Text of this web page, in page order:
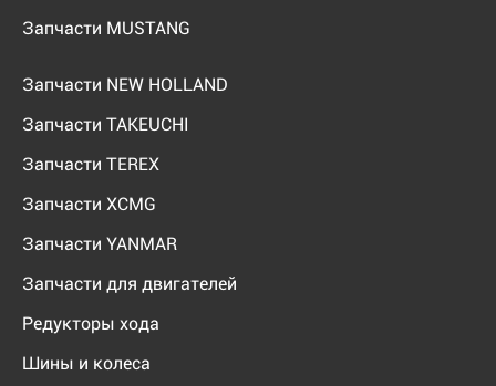
Запчасти MUSTANG
Запчасти NEW HOLLAND
Запчасти TAKEUCHI
Запчасти TEREX
Запчасти XCMG
Запчасти YANMAR
Запчасти для двигателей
Редукторы хода
Шины и колеса